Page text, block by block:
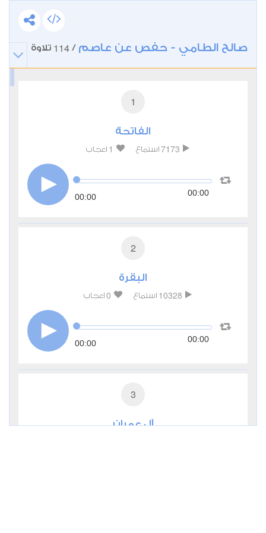
صالح الطامي - حفص عن عاصم /
114 تلاوة
1
الفاتحة
7173 استماع 1 اعجاب
00:00 00:00
2
البقرة
10328 استماع 0 اعجاب
00:00 00:00
3
آل عمران